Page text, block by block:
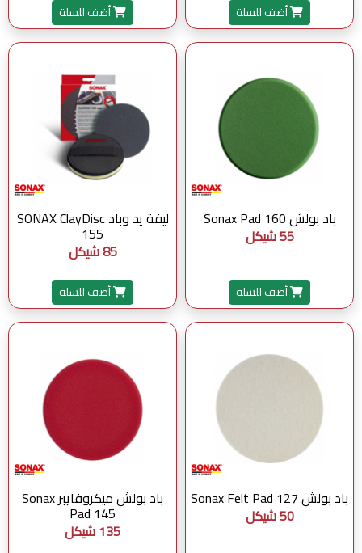
أضف للسلة أضف للسلة
باد بولش Sonax Pad 160
55 شيكل
أضف للسلة
ليفة يد وباد SONAX ClayDisc
155
85 شيكل
أضف للسلة
باد بولش Sonax Felt Pad 127
50 شيكل
باد بولش ميكروفايبر Sonax
Pad 145
135 شيكل